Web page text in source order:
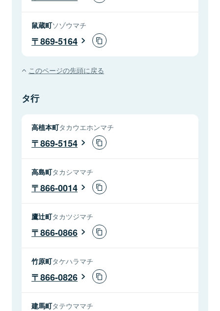
鼠蔵町ソゾウマチ
869-5164
このページの先頭に戻る
タ行
高植本町タカウエホンマチ
869-5154
高島町タカシママチ
866-0014
鷹辻町タカツジマチ
866-0866
竹原町タケハラマチ
866-0826
建馬町タテウママチ